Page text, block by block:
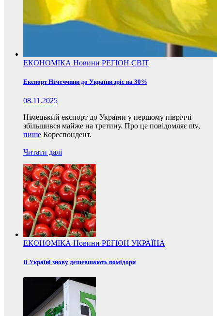
ЕКОНОМІКА Новини РЕГІОН СВІТ
Експорт Німеччини до України зріс на 30%
08.11.2025
Німецький експорт до України у першому півріччі
збільшився майже на третину. Про це повідомляє ntv,
пише Кореспондент.
Читати далі
ЕКОНОМІКА Новини РЕГІОН УКРАЇНА
В Україні знову дешевшають помідори